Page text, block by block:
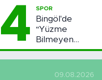
4 SPOR
Bingöl'de
“Yüzme
Bilmeyen
Kalmasın”
Projesi Devam
Ediyor
09.08.2026